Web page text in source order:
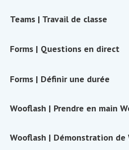
Teams | Travail de classe
Forms | Questions en direct
Forms | Définir une durée
Wooflash | Prendre en main
Wooflash | Démonstration de